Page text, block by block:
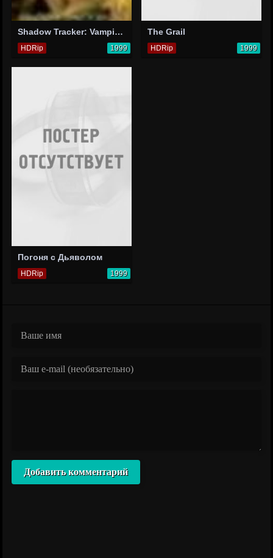
Shadow Tracker: Vampire Hunter
HDRip 1999
The Grail
HDRip 1999
Погоня с Дьяволом
HDRip 1999
Добавить комментарий